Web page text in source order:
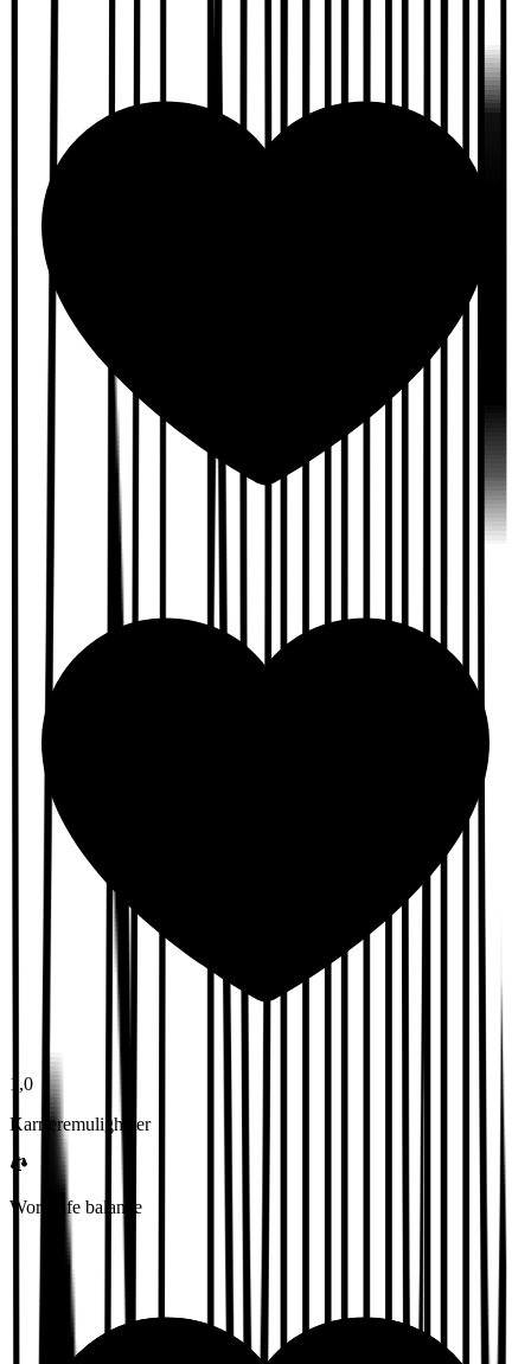
1,0
Karrieremuligheter
Work-life balance